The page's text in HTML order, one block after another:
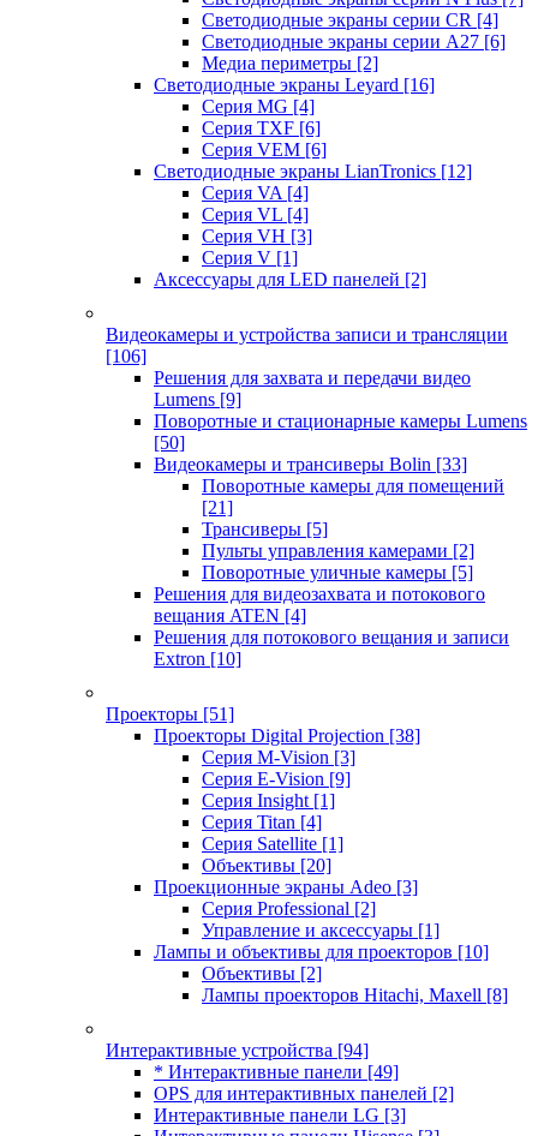
Светодиодные экраны серии CR [4]
Светодиодные экраны серии А27 [6]
Медиа периметры [2]
Светодиодные экраны Leyard [16]
Серия MG [4]
Серия TXF [6]
Серия VEM [6]
Светодиодные экраны LianTronics [12]
Серия VA [4]
Серия VL [4]
Серия VH [3]
Серия V [1]
Аксессуары для LED панелей [2]
Видеокамеры и устройства записи и трансляции
[106]
Решения для захвата и передачи видео
Lumens [9]
Поворотные и стационарные камеры Lumens
[50]
Видеокамеры и трансиверы Bolin [33]
Поворотные камеры для помещений
[21]
Трансиверы [5]
Пульты управления камерами [2]
Поворотные уличные камеры [5]
Решения для видеозахвата и потокового
вещания ATEN [4]
Решения для потокового вещания и записи
Extron [10]
Проекторы [51]
Проекторы Digital Projection [38]
Серия M-Vision [3]
Серия E-Vision [9]
Серия Insight [1]
Серия Titan [4]
Серия Satellite [1]
Объективы [20]
Проекционные экраны Adeo [3]
Серия Professional [2]
Управление и аксессуары [1]
Лампы и объективы для проекторов [10]
Объективы [2]
Лампы проекторов Hitachi, Maxell [8]
Интерактивные устройства [94]
* Интерактивные панели [49]
OPS для интерактивных панелей [2]
Интерактивные панели LG [3]